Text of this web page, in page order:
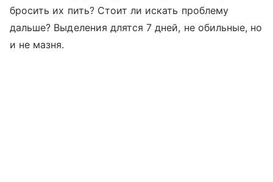
бросить их пить? Стоит ли искать проблему
дальше? Выделения длятся 7 дней, не обильные, но
и не мазня.